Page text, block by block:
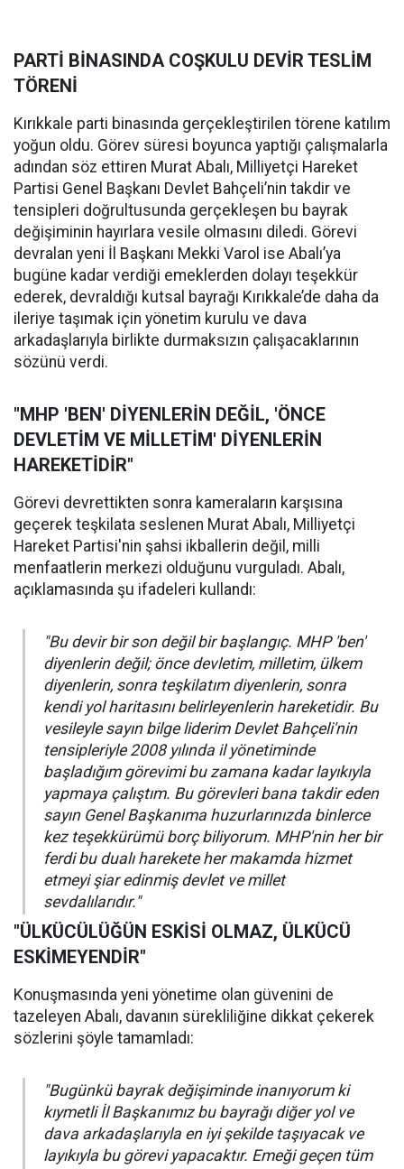
PARTİ BİNASINDA COŞKULU DEVİR TESLİM
TÖRENİ
Kırıkkale parti binasında gerçekleştirilen törene katılım
yoğun oldu. Görev süresi boyunca yaptığı çalışmalarla
adından söz ettiren Murat Abalı, Milliyetçi Hareket
Partisi Genel Başkanı Devlet Bahçeli’nin takdir ve
tensipleri doğrultusunda gerçekleşen bu bayrak
değişiminin hayırlara vesile olmasını diledi. Görevi
devralan yeni İl Başkanı Mekki Varol ise Abalı’ya
bugüne kadar verdiği emeklerden dolayı teşekkür
ederek, devraldığı kutsal bayrağı Kırıkkale’de daha da
ileriye taşımak için yönetim kurulu ve dava
arkadaşlarıyla birlikte durmaksızın çalışacaklarının
sözünü verdi.
"MHP 'BEN' DİYENLERİN DEĞİL, 'ÖNCE
DEVLETİM VE MİLLETİM' DİYENLERİN
HAREKETİDİR"
Görevi devrettikten sonra kameraların karşısına
geçerek teşkilata seslenen Murat Abalı, Milliyetçi
Hareket Partisi'nin şahsi ikballerin değil, milli
menfaatlerin merkezi olduğunu vurguladı. Abalı,
açıklamasında şu ifadeleri kullandı:
"Bu devir bir son değil bir başlangıç. MHP 'ben'
diyenlerin değil; önce devletim, milletim, ülkem
diyenlerin, sonra teşkilatım diyenlerin, sonra
kendi yol haritasını belirleyenlerin hareketidir. Bu
vesileyle sayın bilge liderim Devlet Bahçeli'nin
tensipleriyle 2008 yılında il yönetiminde
başladığım görevimi bu zamana kadar layıkıyla
yapmaya çalıştım. Bu görevleri bana takdir eden
sayın Genel Başkanıma huzurlarınızda binlerce
kez teşekkürümü borç biliyorum. MHP'nin her bir
ferdi bu dualı harekete her makamda hizmet
etmeyi şiar edinmiş devlet ve millet
sevdalılarıdır."
"ÜLKÜCÜLÜĞÜN ESKİSİ OLMAZ, ÜLKÜCÜ
ESKİMEYENDİR"
Konuşmasında yeni yönetime olan güvenini de
tazeleyen Abalı, davanın sürekliliğine dikkat çekerek
sözlerini şöyle tamamladı:
"Bugünkü bayrak değişiminde inanıyorum ki
kıymetli İl Başkanımız bu bayrağı diğer yol ve
dava arkadaşlarıyla en iyi şekilde taşıyacak ve
layıkıyla bu görevi yapacaktır. Emeği geçen tüm